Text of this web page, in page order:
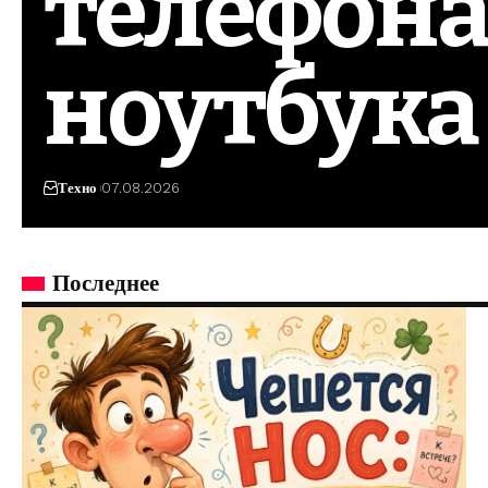
ноутбука
Техно 07.08.2026
Последнее